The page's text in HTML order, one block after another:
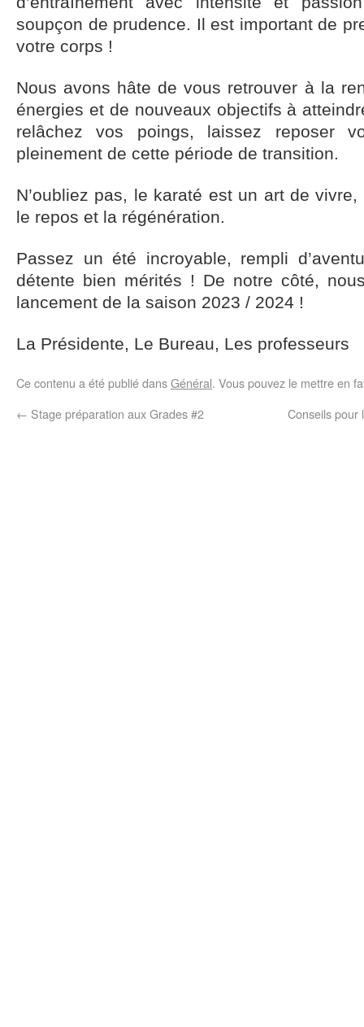
soupçon de prudence. Il est important de
votre corps !
Nous avons hâte de vous retrouver à la
énergies et de nouveaux objectifs à
relâchez vos poings, laissez reposer
pleinement de cette période de transition.
N’oubliez pas, le karaté est un art de
le repos et la régénération.
Passez un été incroyable, rempli
détente bien mérités ! De notre côté,
lancement de la saison 2023 / 2024 !
La Présidente, Le Bureau, Les professeurs
Ce contenu a été publié dansGénéral. Vous pouvez le mettre en
← Stage préparation aux Grades #2 Conseils pour